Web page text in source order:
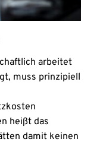
arbeitet
muss prinzipiell
heißt das
damit keinen